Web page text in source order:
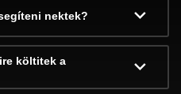
nektek?
költitek a